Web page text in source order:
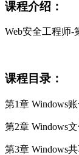
课程介绍：
Web安全工程师-
课程目录：
第1章 Windows
第2章 Windows
第3章 Windows